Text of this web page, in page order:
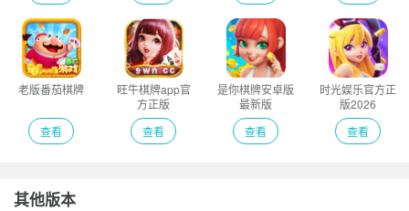
老版番茄棋牌
查看
旺牛棋牌app官
方正版
查看
是你棋牌安卓版
最新版
查看
时光娱乐官方正
版2026
查看
其他版本